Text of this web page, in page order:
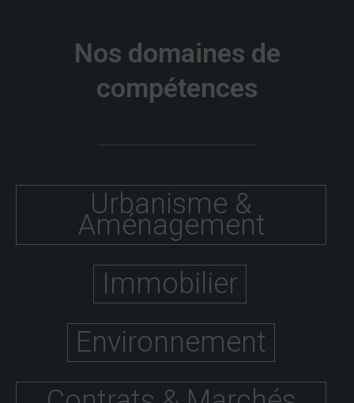
Nos domaines de
compétences
Urbanisme &
Aménagement
Immobilier
Environnement